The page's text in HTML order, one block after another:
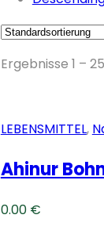
Ergebnisse 1 –
LEBENSMITTEL,
Ahinur
0.00 €